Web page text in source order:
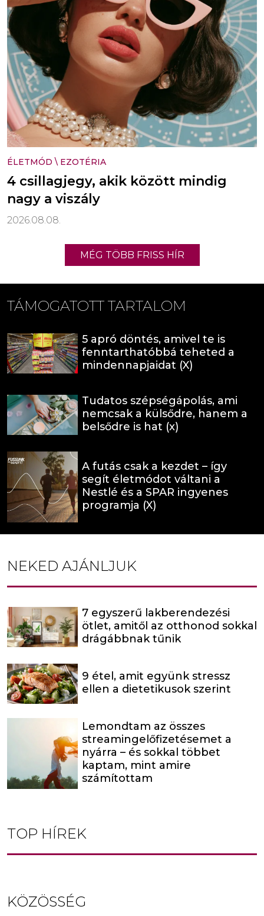
ÉLETMÓD \ EZOTÉRIA
4 csillagjegy, akik között mindig
nagy a viszály
2026.08.08.
MÉG TÖBB FRISS HÍR
TÁMOGATOTT TARTALOM
5 apró döntés, amivel te is
fenntarthatóbbá teheted a
mindennapjaidat (X)
Tudatos szépségápolás, ami
nemcsak a külsődre, hanem a
belsődre is hat (x)
A futás csak a kezdet – így
segít életmódot váltani a
Nestlé és a SPAR ingyenes
programja (X)
NEKED AJÁNLJUK
7 egyszerű lakberendezési
ötlet, amitől az otthonod sokkal
drágábbnak tűnik
9 étel, amit együnk stressz
ellen a dietetikusok szerint
Lemondtam az összes
streamingelőfizetésemet a
nyárra – és sokkal többet
kaptam, mint amire
számítottam
TOP HÍREK
KÖZÖSSÉG